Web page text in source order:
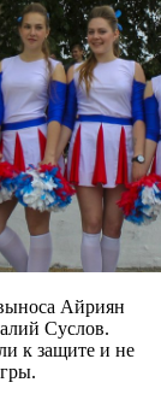
Айриян
Суслов.
к защите и не